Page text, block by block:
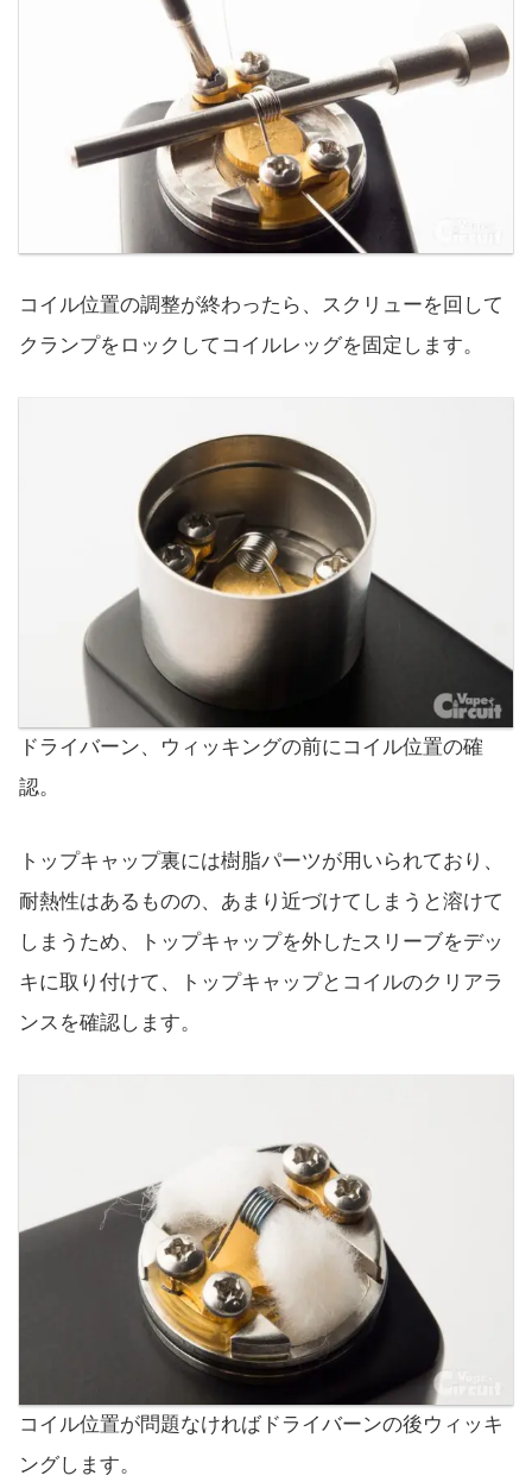
コイル位置の調整が終わったら、スクリューを回して
クランプをロックしてコイルレッグを固定します。
ドライバーン、ウィッキングの前にコイル位置の確
認。
トップキャップ裏には樹脂パーツが用いられており、
耐熱性はあるものの、あまり近づけてしまうと溶けて
しまうため、トップキャップを外したスリーブをデッ
キに取り付けて、トップキャップとコイルのクリアラ
ンスを確認します。
コイル位置が問題なければドライバーンの後ウィッキ
ングします。